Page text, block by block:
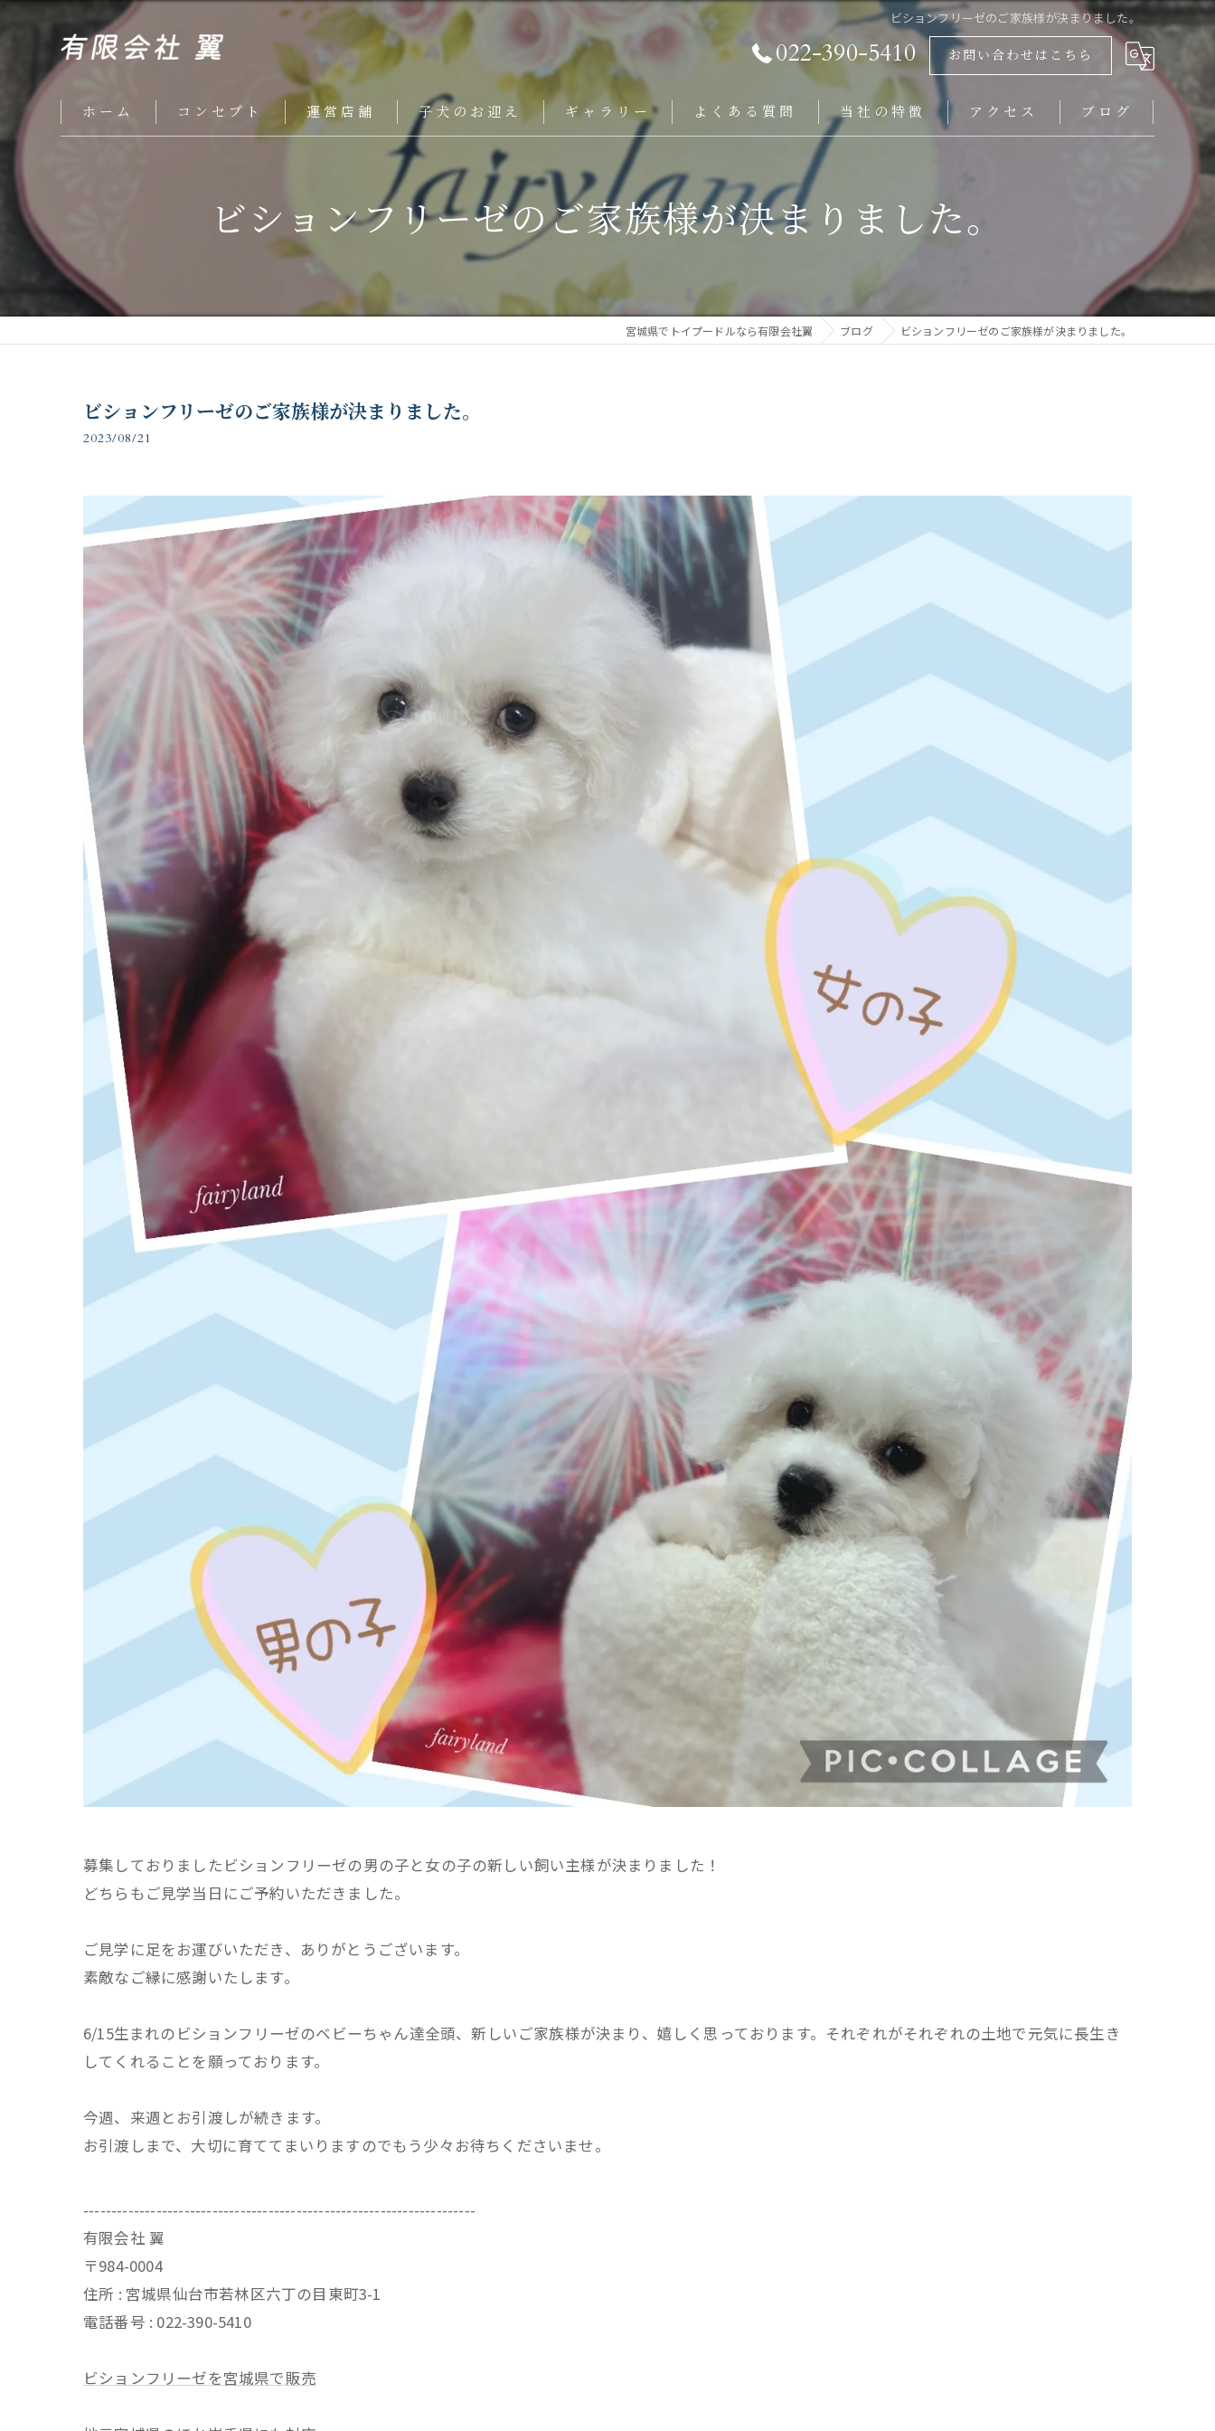
ビションフリーゼのご家族様が決まりました。
022-390-5410 お問い合わせはこちら
ホーム コンセプト 運営店舗 子犬のお迎え ギャラリー よくある質問 当社の特徴
岩手県にお住まいの方
仙台市にお住まいの方
アクセス ブログ
ビションフリーゼのご家族様が決まりました。
宮城県でトイプードルなら有限会社翼 ブログ ビションフリーゼのご家族様が決まりました。
ビションフリーゼのご家族様が決まりました。
2023/08/21
募集しておりましたビションフリーゼの男の子と女の子の新しい飼い主様が決まりました！
どちらもご見学当日にご予約いただきました。
ご見学に足をお運びいただき、ありがとうございます。
素敵なご縁に感謝いたします。
6/15生まれのビションフリーゼのベビーちゃん達全頭、新しいご家族様が決まり、嬉しく思っております。それぞれがそれぞれの土地で元気に長生き
してくれることを願っております。
今週、来週とお引渡しが続きます。
お引渡しまで、大切に育ててまいりますのでもう少々お待ちくださいませ。
----------------------------------------------------------------------
有限会社 翼
〒984-0004
住所 : 宮城県仙台市若林区六丁の目東町3-1
電話番号 : 022-390-5410
ビションフリーゼを宮城県で販売